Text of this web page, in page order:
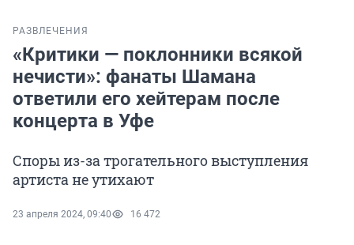
РАЗВЛЕЧЕНИЯ
«Критики — поклонники всякой
нечисти»: фанаты Шамана
ответили его хейтерам после
концерта в Уфе
Споры из-за трогательного выступления
артиста не утихают
23 апреля 2024, 09:40 16 472